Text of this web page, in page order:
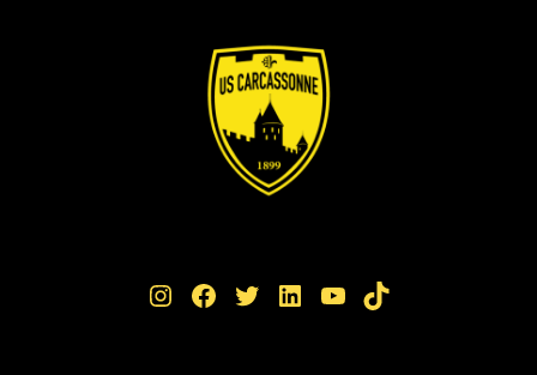
Instagram Facebook Twitter LinkedIn YouTube TikTok